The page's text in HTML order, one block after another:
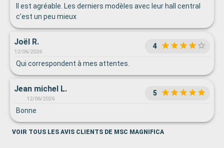
Il est agréable. Les derniers modèles avec leur hall central
c’est un peu mieux
Joël R.
12/06/2026
4
Qui correspondent à mes attentes.
Jean michel L.
12/06/2026
5
Bonne
VOIR TOUS LES AVIS CLIENTS DE MSC MAGNIFICA